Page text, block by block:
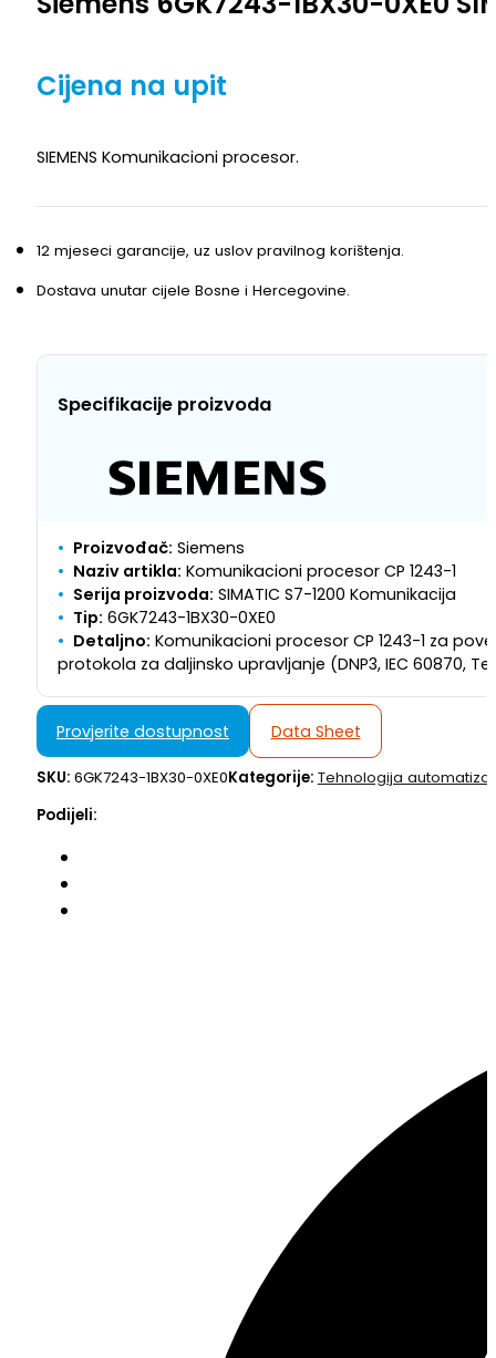
Cijena na upit
SIEMENS Komunikacioni procesor.
12 mjeseci garancije, uz uslov pravilnog korištenja.
Dostava unutar cijele Bosne i Hercegovine.
Specifikacije proizvoda
Proizvođač: Siemens
Naziv artikla: Komunikacioni procesor CP 1243-1
Serija proizvoda: SIMATIC S7-1200 Komunikacija
Tip: 6GK7243-1BX30-0XE0
Detaljno: Komunikacioni procesor CP 1243-1 za
protokola za daljinsko upravljanje (DNP3, IEC 60870,
Provjerite dostupnost Data Sheet
SKU: 6GK7243-1BX30-0XE0Kategorije: Tehnologija
Podijeli: